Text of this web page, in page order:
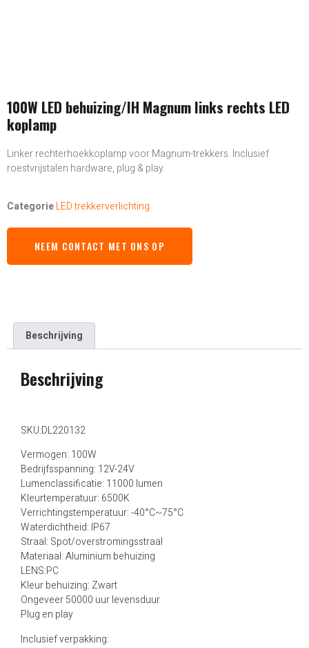
100W LED behuizing/IH Magnum links rechts LED
koplamp
Linker rechterhoekkoplamp voor Magnum-trekkers. Inclusief
roestvrijstalen hardware, plug & play.
CategorieLED trekkerverlichting
NEEM CONTACT MET ONS OP
Beschrijving
Beschrijving
SKU:DL220132
Vermogen: 100W
Bedrijfsspanning: 12V-24V
Lumenclassificatie: 11000 lumen
Kleurtemperatuur: 6500K
Verrichtingstemperatuur: -40°C~75°C
Waterdichtheid: IP67
Straal: Spot/overstromingsstraal
Materiaal: Aluminium behuizing
LENS:PC
Kleur behuizing: Zwart
Ongeveer 50000 uur levensduur
Plug en play
Inclusief verpakking: